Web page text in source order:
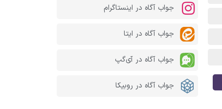
جواب آگاه در اینستاگرام
جواب آگاه در ایتا
جواب آگاه در آی‌گپ
جواب آگاه در روبیکا